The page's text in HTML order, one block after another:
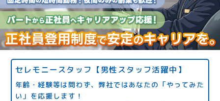
セレモニースタッフ【男性スタッフ活躍中】
年齢・経験等は問わず、弊社ではあなたの「やってみた
い」を応援します！